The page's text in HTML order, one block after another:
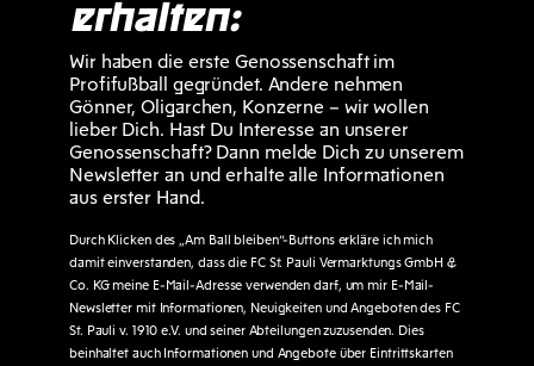
erhalten:
Wir haben die erste Genossenschaft im
Profifußball gegründet. Andere nehmen
Gönner, Oligarchen, Konzerne – wir wollen
lieber Dich. Hast Du Interesse an unserer
Genossenschaft? Dann melde Dich zu unserem
Newsletter an und erhalte alle Informationen
aus erster Hand.
Durch Klicken des „Am Ball bleiben“-Buttons erkläre ich mich
damit einverstanden, dass die FC St. Pauli Vermarktungs GmbH &
Co. KG meine E-Mail-Adresse verwenden darf, um mir E-Mail-
Newsletter mit Informationen, Neuigkeiten und Angeboten des FC
St. Pauli v. 1910 e.V. und seiner Abteilungen zuzusenden. Dies
beinhaltet auch Informationen und Angebote über Eintrittskarten